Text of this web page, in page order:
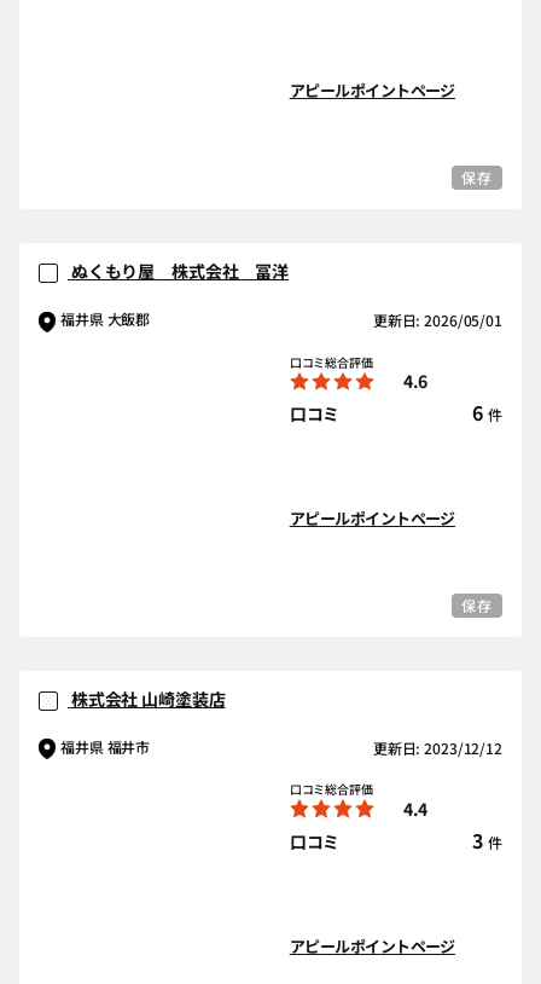
アピールポイントページ
保存
ぬくもり屋 株式会社 冨洋
福井県 大飯郡 更新日: 2026/05/01
口コミ総合評価
4.6
口コミ
6 件
アピールポイントページ
保存
株式会社 山崎塗装店
福井県 福井市 更新日: 2023/12/12
口コミ総合評価
4.4
口コミ
3 件
アピールポイントページ